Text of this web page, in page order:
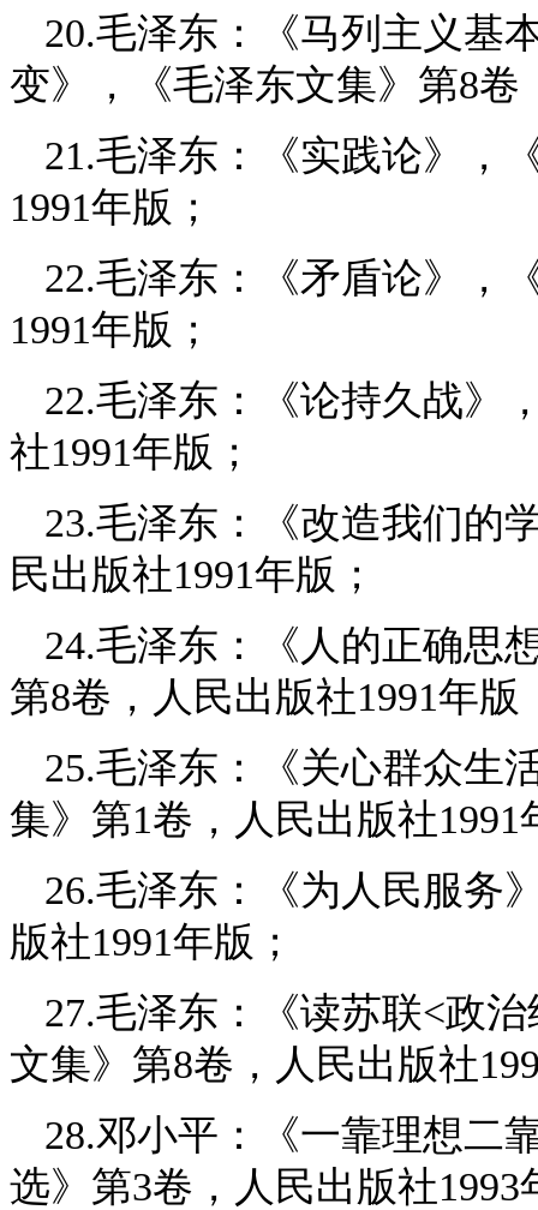
20.毛泽东：《马列主义基
变》，《毛泽东文集》第8卷
21.毛泽东：《实践论》，
1991年版；
22.毛泽东：《矛盾论》，
1991年版；
22.毛泽东：《论持久战》
社1991年版；
23.毛泽东：《改造我们的
民出版社1991年版；
24.毛泽东：《人的正确思
第8卷，人民出版社1991年版
25.毛泽东：《关心群众生
集》第1卷，人民出版社1991
26.毛泽东：《为人民服务
版社1991年版；
27.毛泽东：《读苏联<政
文集》第8卷，人民出版社
28.邓小平：《一靠理想二
选》第3卷，人民出版社1993